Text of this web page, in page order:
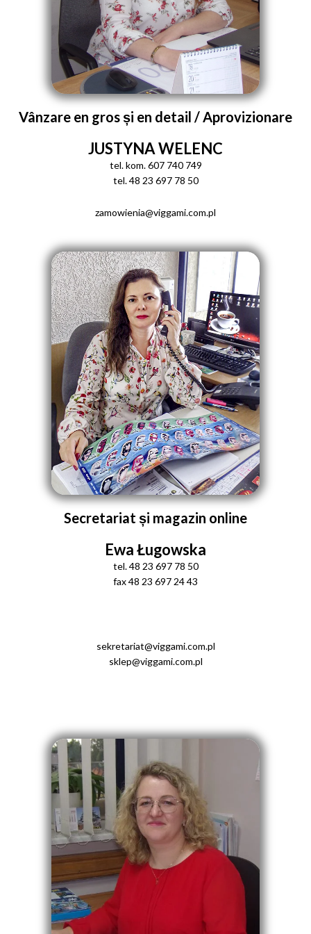
Vânzare en gros și en detail / Aprovizionare
JUSTYNA WELENC
tel. kom. 607 740 749
tel. 48 23 697 78 50
zamowienia@viggami.com.pl
Secretariat și magazin online
Ewa Ługowska
tel. 48 23 697 78 50
fax 48 23 697 24 43
sekretariat@viggami.com.pl
sklep@viggami.com.pl